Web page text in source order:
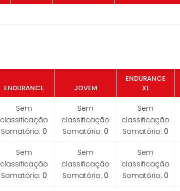
ENDURANCE JOVEM
ENDURANCE
XL
Sem
classificação
Somatório: 0
Sem
classificação
Somatório: 0
Sem
classificação
Somatório: 0
Sem
classificação
Somatório: 0
Sem
classificação
Somatório: 0
Sem
classificação
Somatório: 0